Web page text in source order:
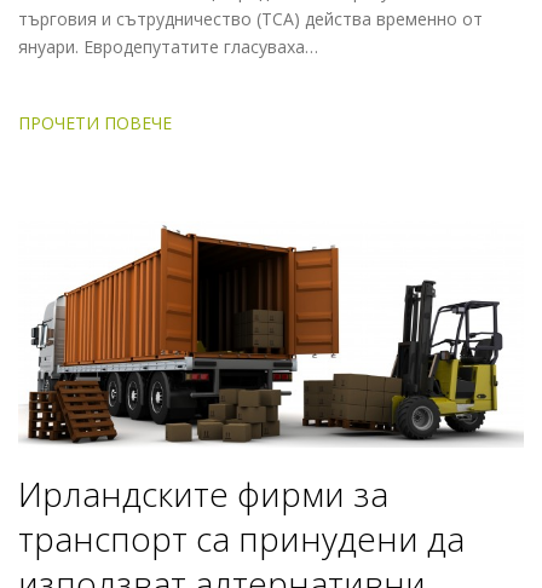
търговия и сътрудничество (TCA) действа временно от
януари. Евродепутатите гласуваха…
ПРОЧЕТИ ПОВЕЧЕ
Ирландските фирми за
транспорт са принудени да